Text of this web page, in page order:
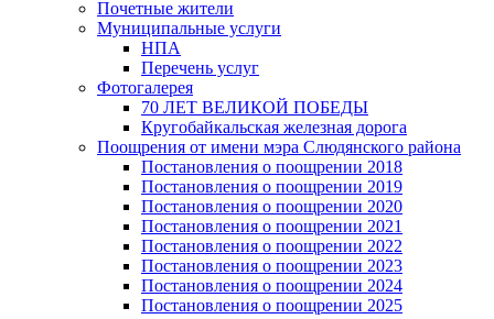
Почетные жители
Муниципальные услуги
НПА
Перечень услуг
Фотогалерея
70 ЛЕТ ВЕЛИКОЙ ПОБЕДЫ
Кругобайкальская железная дорога
Поощрения от имени мэра Слюдянского района
Постановления о поощрении 2018
Постановления о поощрении 2019
Постановления о поощрении 2020
Постановления о поощрении 2021
Постановления о поощрении 2022
Постановления о поощрении 2023
Постановления о поощрении 2024
Постановления о поощрении 2025